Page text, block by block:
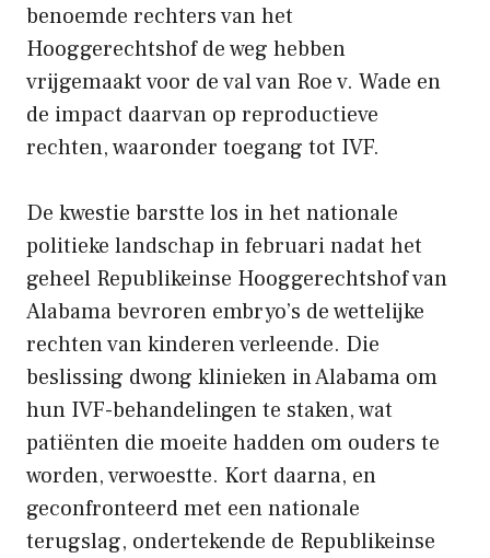
benoemde rechters van het
Hooggerechtshof de weg hebben
vrijgemaakt voor de val van Roe v. Wade en
de impact daarvan op reproductieve
rechten, waaronder toegang tot IVF.
De kwestie barstte los in het nationale
politieke landschap in februari nadat het
geheel Republikeinse Hooggerechtshof van
Alabama bevroren embryo’s de wettelijke
rechten van kinderen verleende. Die
beslissing dwong klinieken in Alabama om
hun IVF-behandelingen te staken, wat
patiënten die moeite hadden om ouders te
worden, verwoestte. Kort daarna, en
geconfronteerd met een nationale
terugslag, ondertekende de Republikeinse